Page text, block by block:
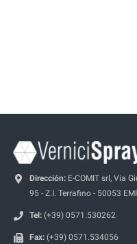
Dirección: E-COMIT srl, Via
95 - Z.I. Terrafino - 50053
Tel: (+39) 0571.530262
Fax: (+39) 0571.534056